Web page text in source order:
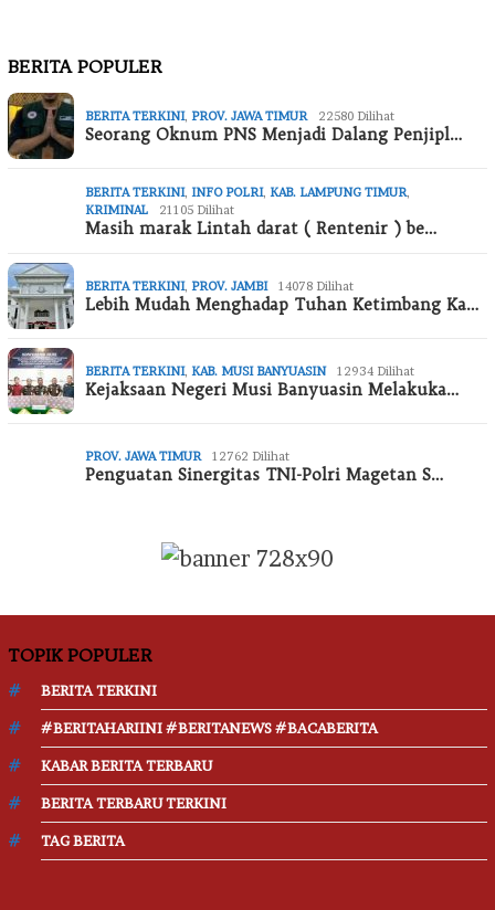
BERITA POPULER
BERITA TERKINI, PROV. JAWA TIMUR 22580 Dilihat
Seorang Oknum PNS Menjadi Dalang Penjipl…
BERITA TERKINI, INFO POLRI, KAB. LAMPUNG TIMUR
KRIMINAL
21105 Dilihat
Masih marak Lintah darat ( Rentenir ) be…
BERITA TERKINI, PROV. JAMBI 14078 Dilihat
Lebih Mudah Menghadap Tuhan Ketimbang Ka…
BERITA TERKINI, KAB. MUSI BANYUASIN 12934 Dilihat
Kejaksaan Negeri Musi Banyuasin Melakuka…
PROV. JAWA TIMUR 12762 Dilihat
Penguatan Sinergitas TNI-Polri Magetan S…
TOPIK POPULER
BERITA TERKINI
#BERITAHARIINI #BERITANEWS #BACABERITA
KABAR BERITA TERBARU
BERITA TERBARU TERKINI
TAG BERITA